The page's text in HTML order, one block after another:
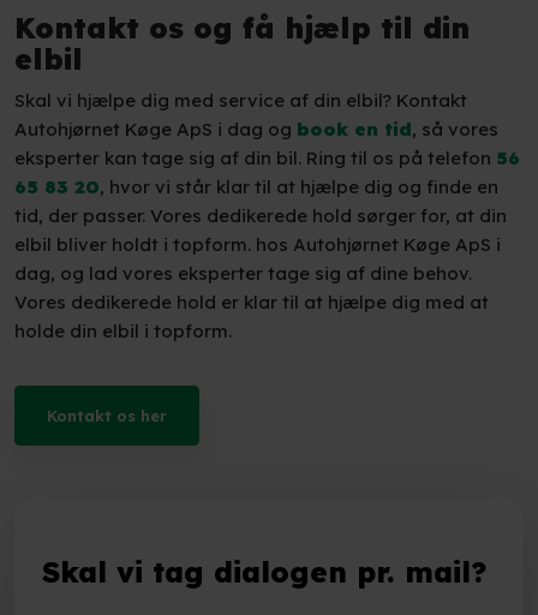
Kontakt os og få hjælp til din
elbil
Skal vi hjælpe dig med service af din elbil? Kontakt
Autohjørnet Køge ApS i dag og book en tid, så vores
eksperter kan tage sig af din bil. Ring til os på telefon 56
65 83 20, hvor vi står klar til at hjælpe dig og finde en
tid, der passer. Vores dedikerede hold sørger for, at din
elbil bliver holdt i topform. hos Autohjørnet Køge ApS i
dag, og lad vores eksperter tage sig af dine behov.
Vores dedikerede hold er klar til at hjælpe dig med at
holde din elbil i topform.
Kontakt os her​
Skal vi tag dialogen pr. mail?